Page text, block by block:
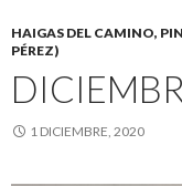
HAIGAS DEL CAMINO,
PÉREZ)
1 DICIEMBRE, 2020